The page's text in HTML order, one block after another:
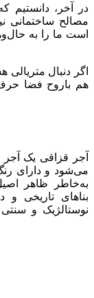
در آخر، دانستیم
مصالح ساختمانی
است ما را به
اگر دنبال
هم باروح فضا حرف
آجر قزاقی یک
می‌شود و دارای
به‌خاطر ظاهر
بناهای تاریخی
نوستالژیک و